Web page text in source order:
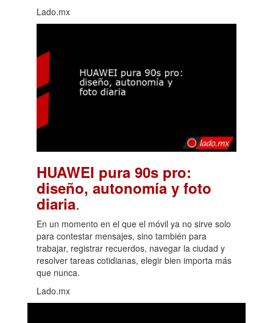
Lado.mx
HUAWEI pura 90s pro:
diseño, autonomía y foto
diaria.
En un momento en el que el móvil ya no sirve solo
para contestar mensajes, sino también para
trabajar, registrar recuerdos, navegar la ciudad y
resolver tareas cotidianas, elegir bien importa más
que nunca.
Lado.mx